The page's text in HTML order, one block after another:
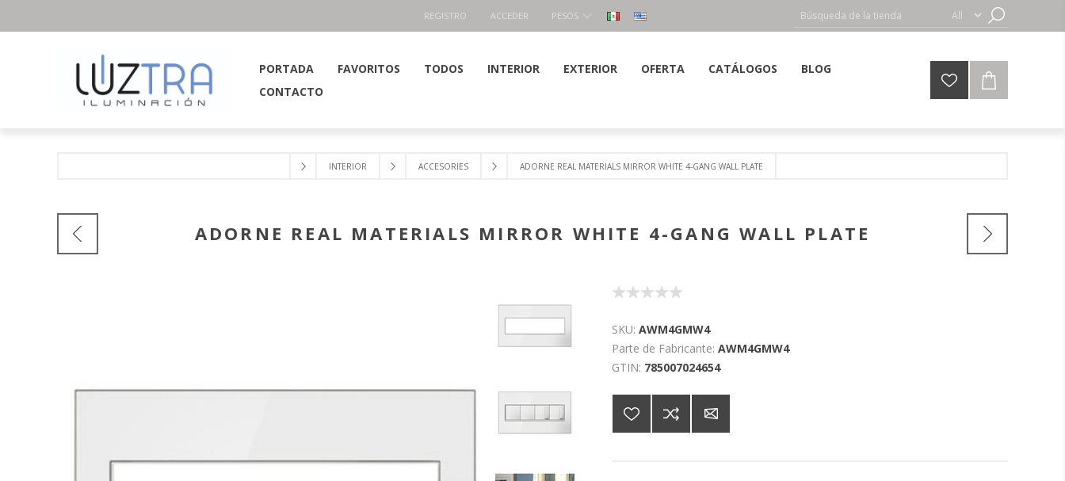
REGISTRO ACCEDER PESOS
PORTADA FAVORITOS TODOS INTERIOR EXTERIOR OFERTA CATÁLOGOS
BLOG
CONTACTO
INTERIOR ACCESORIES ADORNE REAL MATERIALS MIRROR WHITE 4-GANG WALL PLATE
ADORNE REAL MATERIALS MIRROR WHITE 4-GANG WALL PLATE
SKU: AWM4GMW4
Parte de Fabricante: AWM4GMW4
GTIN: 785007024654